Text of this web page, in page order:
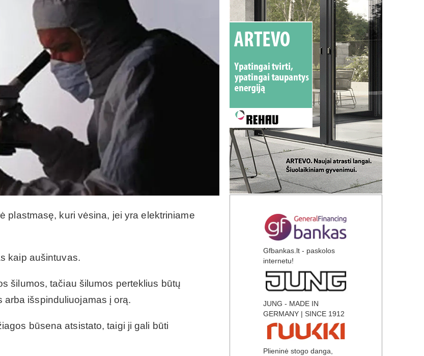
plastmasę, kuri vėsina, jei yra elektriniame
kaip aušintuvas.
šilumos, tačiau šilumos perteklius būtų
išspinduliuojamas į orą.
būsena atsistato, taigi ji gali būti
Gfbankas.lt - paskolos
internetu!
JUNG - MADE IN
GERMANY | SINCE 1912
Plieninė stogo danga,